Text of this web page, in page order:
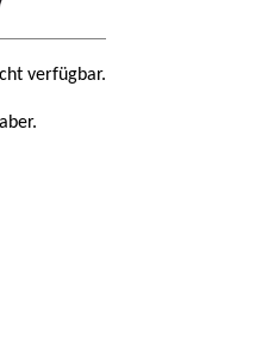
verfügbar.